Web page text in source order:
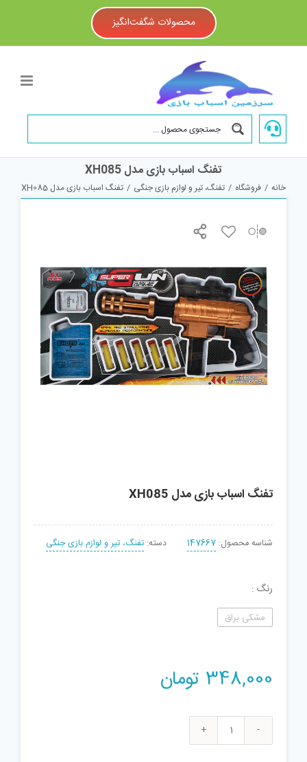
محصولات شگفت‌انگیز
تفنگ اسباب بازی مدل XH085
خانه / فروشگاه / تفنگ، تیر و لوازم بازی جنگی / تفنگ اسباب بازی مدل XH085
تفنگ اسباب بازی مدل XH085
شناسه محصول: 147667 دسته: تفنگ، تیر و لوازم بازی جنگی
رنگ
مشکی براق
348,000 تومان
تفنگ